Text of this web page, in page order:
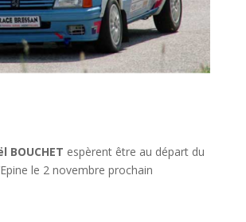
BOUCHET espèrent être au départ du
le 2 novembre prochain